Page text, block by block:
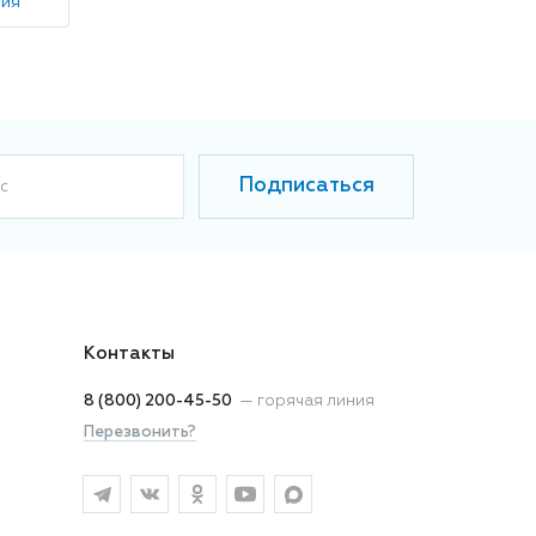
Подписаться
Контакты
8 (800) 200-45-50 — горячая линия
Перезвонить?